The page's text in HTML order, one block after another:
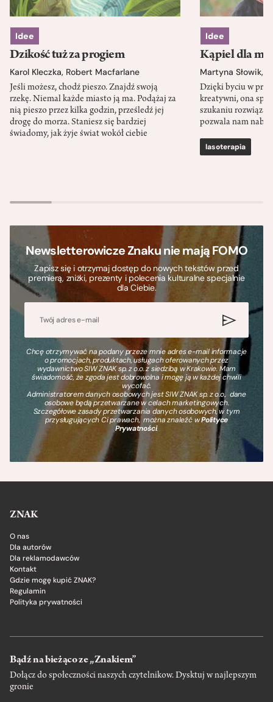
Idee
Dzikość tuż za progiem
Karol Kleczka, Robert Macfarlane
Jeśli możesz, chodź pieszo. Znajdź swoją
rzekę. Niemal każde miasto ją ma. Podążaj za
nią pieszo przez kilka godzin, prześledź jej
drogę do morza. Staniesz się bardziej
świadomy, jak żyje świat wokół ciebie
Idee
Kąpiel dla
Martyna Słowik,
Dzięki byciu w
kreatywni, ona
szukaniu
pozwala nam
lasoterapia
Newsletterowicze Znaku nie mają FOMO
Zapisz się i otrzymaj dostęp do nowych tekstów przed
premierą, zniżki, prezenty i polecenia kulturalne specjalnie
dla Ciebie.
Chcę otrzymywać na podany przeze mnie adres e-mail informacje
o promocjach, produktach, usługach oferowanych przez
wydawnictwo SIW ZNAK sp. z o.o. z siedzibą w Krakowie. Mam
świadomość, że zgoda jest dobrowolna i mogę ją w każdej chwili
wycofać.
Administratorem danych osobowych jest SIW ZNAK sp. z o.o., dane
osobowe będą przetwarzane w celach marketingowych.
Szczegółowe zasady przetwarzania danych osobowych, w tym
przysługujących Ci prawach, można znaleźć wPolityce
Prywatności.
ZNAK
O nas
Dla autorów
Dla reklamodawców
Kontakt
Gdzie mogę kupić ZNAK?
Regulamin
Polityka prywatności
Bądź na bieżąco ze „Znakiem”
Dołącz do społeczności naszych czytelnikow. Dysktuj w najlepszym
gronie